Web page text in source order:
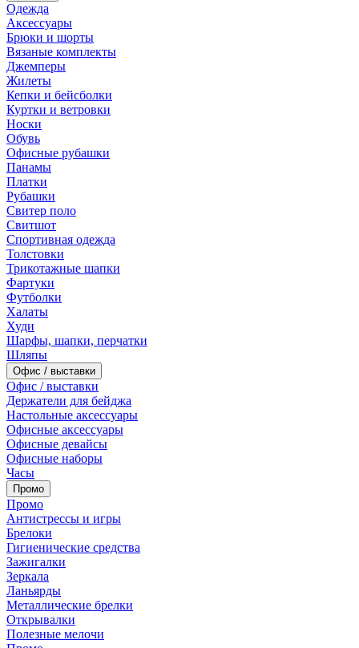
Одежда
Аксессуары
Брюки и шорты
Вязаные комплекты
Джемперы
Жилеты
Кепки и бейсболки
Куртки и ветровки
Носки
Обувь
Офисные рубашки
Панамы
Платки
Рубашки
Свитер поло
Свитшот
Спортивная одежда
Толстовки
Трикотажные шапки
Фартуки
Футболки
Халаты
Худи
Шарфы, шапки, перчатки
Шляпы
Офис / выставки
Офис / выставки
Держатели для бейджа
Настольные аксессуары
Офисные аксессуары
Офисные девайсы
Офисные наборы
Часы
Промо
Промо
Антистрессы и игры
Брелоки
Гигиенические средства
Зажигалки
Зеркала
Ланьярды
Металлические брелки
Открывалки
Полезные мелочи